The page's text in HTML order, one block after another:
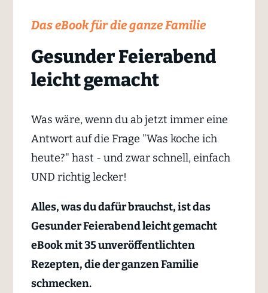
Das eBook für die ganze Familie
Gesunder Feierabend
leicht gemacht
Was wäre, wenn du ab jetzt immer eine
Antwort auf die Frage "Was koche ich
heute?" hast - und zwar schnell, einfach
UND richtig lecker!
Alles, was du dafür brauchst, ist das
Gesunder Feierabend leicht gemacht
eBook mit35 unveröffentlichten
Rezepten, die der ganzen Familie
schmecken.